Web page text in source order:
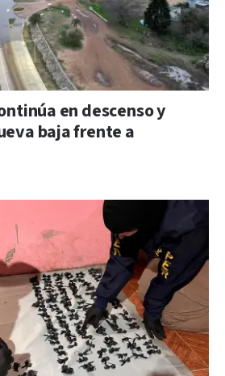
en descenso y
baja frente a